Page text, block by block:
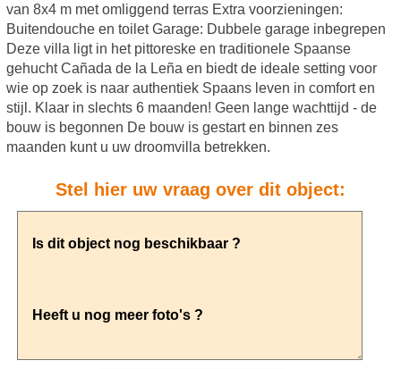
van 8x4 m met omliggend terras Extra voorzieningen:
Buitendouche en toilet Garage: Dubbele garage inbegrepen
Deze villa ligt in het pittoreske en traditionele Spaanse
gehucht Cañada de la Leña en biedt de ideale setting voor
wie op zoek is naar authentiek Spaans leven in comfort en
stijl. Klaar in slechts 6 maanden! Geen lange wachttijd - de
bouw is begonnen De bouw is gestart en binnen zes
maanden kunt u uw droomvilla betrekken.
Stel hier uw vraag over dit object: